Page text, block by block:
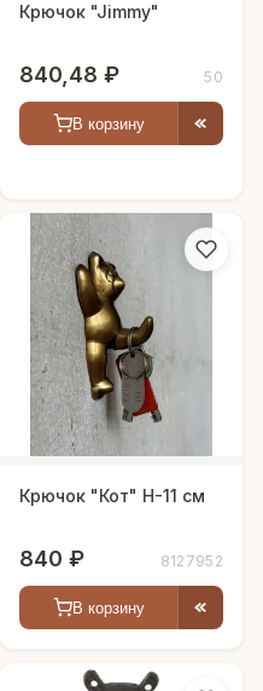
Крючок "Jimmy"
840,48 ₽ 50
В корзину
Крючок "Кот" H-11 см
840 ₽ 8127952
В корзину